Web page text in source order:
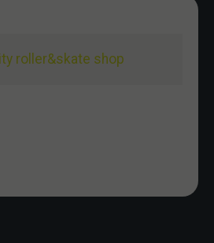
roller&skate shop